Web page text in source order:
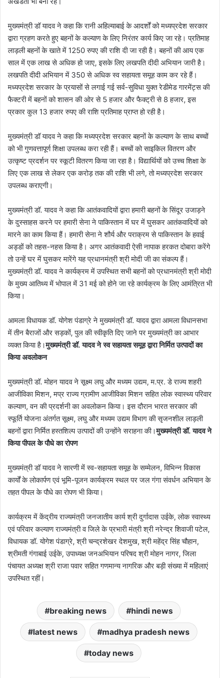
मुख्यमंत्री डॉ यादव ने कहा कि रानी अहिल्याबाई के आदर्शों को मध्यप्रदेश सरकार
द्वारा ग्रहण करते हुए बहनों के कल्याण के लिए निरंतर कार्य किए जा रहे। प्रतिमाह
लाड़ली बहनों के खाते में 1250 रुपए की राशि दी जा रही है। बहनों की आय एक
साल में एक लाख से अधिक हो जाए, इसके लिए लखपति दीदी अभियान जारी है।
लखपति दीदी अभियान में 350 से अधिक स्व सहायता समूह काम कर रहे हैं।
मध्यप्रदेश सरकार के प्रयासों से लगाई गई सर्व-सुविधा युक्त रेडीमेड गारमेंट्स की
फैक्टरी में बहनों को शासन की ओर से 5 हजार और फैक्ट्री से 8 हजार, इस
प्रकार कुल 13 हजार रुपए की राशि प्रतिमाह प्राप्त हो रही है।
मुख्यमंत्री डॉ यादव ने कहा कि मध्यप्रदेश सरकार बहनों के कल्याण के साथ बच्चों
को भी गुणवत्तापूर्ण शिक्षा उपलब्ध करा रही हैं। बच्चों को साइकिल वितरण और
उत्कृष्ट प्रदर्शन पर स्कूटी वितरण किया जा रहा है। विद्यार्थियों को उच्च शिक्षा के
लिए एक लाख से लेकर एक करोड़ तक की राशि भी लगे, तो मध्यप्रदेश सरकार
उपलब्ध कराएगी।
मुख्यमंत्री डॉ. यादव ने कहा कि आतंकवादियों द्वारा हमारी बहनों के सिंदूर उजाड़ने
के दुस्साहस करने पर हमारी सेना ने पाकिस्तान में घर में घुसकर आतंकवादियों को
मारने का काम किया हैं। हमारी सेना ने शौर्य और पराक्रम से पाकिस्तान के हवाई
अड्डों को तहस-नहस किया है। अगर आतंकवादी ऐसी नापाक हरकत दोबारा करेंगे
तो उन्हें घर में घुसकर मारेंगे यह प्रधानमंत्री श्री मोदी जी का संकल्प हैं।
मुख्यमंत्री डॉ. यादव ने कार्यक्रम में उपस्थित सभी बहनों को प्रधानमंत्री श्री मोदी
के मुख्य आतिथ्य में भोपाल में 31 मई को होने जा रहे कार्यक्रम के लिए आमंत्रित भी
किया।
आमला विधायक डॉ. योगेश पंडाग्रे ने मुख्यमंत्री डॉ. यादव द्वारा आमला विधानसभा
में तीन बैराजों और सड़कों, पुल की स्वीकृति दिए जाने पर मुख्यमंत्री का आभार
व्यक्त किया है।मुख्यमंत्री डॉ. यादव ने स्व सहायता समूह द्वारा निर्मित उत्पादों का
किया अवलोकन
मुख्यमंत्री डॉ. मोहन यादव ने सूक्ष्म लघु और मध्यम उद्यम, म.प्र. डे राज्य शहरी
आजीविका मिशन, मप्र राज्य ग्रामीण आजीविका मिशन सहित लोक स्वास्थ्य परिवार
कल्याण, वन की प्रदर्शनी का अवलोकन किया। इस दौरान भारत सरकार की
स्फूर्ति योजना अंतर्गत सूक्ष्म, लघु और मध्यम उद्यम विभाग की सृजनशील लाड़ली
बहनों द्वारा निर्मित हस्तशिल्प उत्पादों की उन्होंने सराहना की।मुख्यमंत्री डॉ. यादव ने
किया पीपल के पौधे का रोपण
मुख्यमंत्री डॉ यादव ने सारणी में स्व-सहायता समूह के सम्मेलन, विभिन्न विकास
कार्यों के लोकार्पण एवं भूमि-पूजन कार्यक्रम स्थल पर जल गंगा संवर्धन अभियान के
तहत पीपल के पौधे का रोपण भी किया।
कार्यक्रम में केंद्रीय राज्यमंत्री जनजातीय कार्य श्री दुर्गादास उईके, लोक स्वास्थ्य
एवं परिवार कल्याण राज्यमंत्री व जिले के प्रभारी मंत्री श्री नरेन्द्र शिवाजी पटेल,
विधायक डॉ. योगेश पंडाग्रे, श्री चन्द्रशेखर देशमुख, श्री महेंद्र सिंह चौहान,
श्रीमती गंगाबाई उईके, उपाध्यक्ष जनअभियान परिषद श्री मोहन नागर, जिला
पंचायत अध्यक्ष श्री राजा पवार सहित गणमान्य नागरिक और बड़ी संख्या में महिलाएं
उपस्थित रहीं।
breaking news hindi news
latest news madhya pradesh news
today news